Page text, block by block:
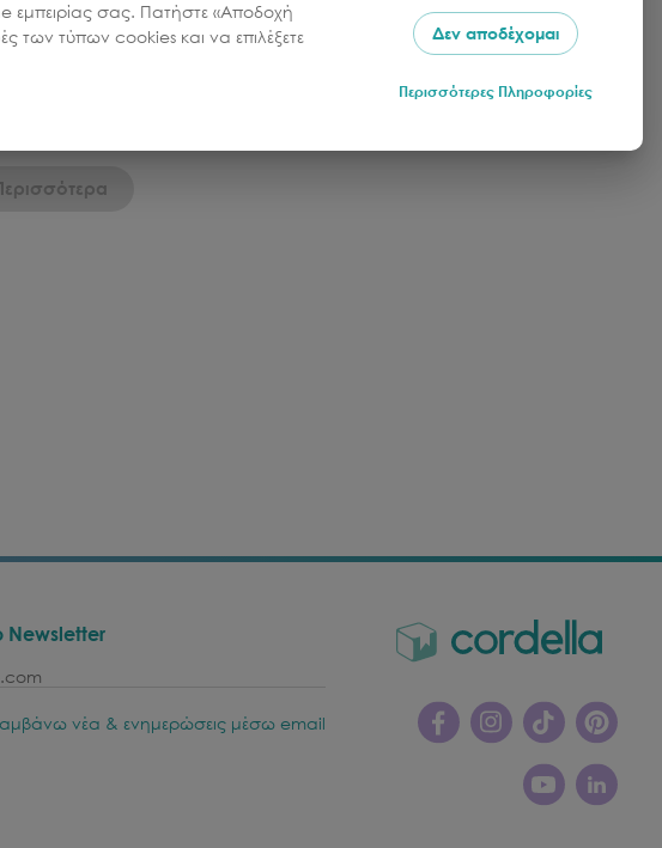
Newsletter
νέα & ενημερώσεις μέσω email
εμπειρίας σας. Πατήστε «Αποδοχή
των τύπων cookies και να επιλέξετε
Δεν αποδέχομαι
Περισσότερες Πληροφορίες